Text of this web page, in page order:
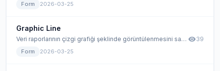
Form 2026-03-25
Graphic Line
Veri raporlarının çizgi grafiği şeklinde görüntülenmesini sağlayan form aracıdır. Özellikler bölümündeki alan stilinden grafiklerin görüntülenme şeklini değiştirmek mümkündür. Dilenirse sütun dilenirse çizgi grafiği olarak kullanımı sağlanır.
Form 2026-03-25
visibility39